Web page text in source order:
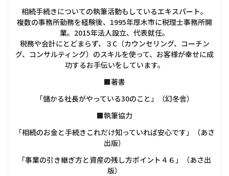
相続手続きについての執筆活動もしているエキスパート。
複数の事務所勤務を経験後、1995年厚木市に税理士事務所開
業。2015年法人設立、代表就任。
税務や会計にとどまらず、３C（カウンセリング、コーチン
グ、コンサルティング）のスキルを使って、お客様が幸せに成
功するお手伝いをしています。
■著書
「儲かる社長がやっている30のこと」（幻冬舎）
■執筆協力
「相続のお金と手続きこれだけ知っていれば安心です」（あさ
出版）
「事業の引き継ぎ方と資産の残し方ポイント４６」（あさ出
版）